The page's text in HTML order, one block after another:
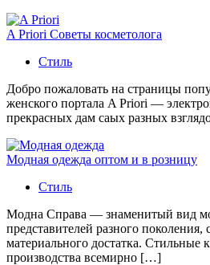
A Priori Советы косметолога
Стиль
Добро пожаловать на страницы
женского портала A Priori —
прекрасных дам саых разных
Модная одежда оптом и в розницу
Стиль
Модна Справа — знаменитый вид
представителей разного
материального достатка. Стильные
производства всемирно […]